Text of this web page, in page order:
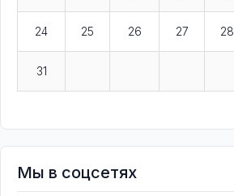
24 25 26 27 28
31
Мы в соцсетях